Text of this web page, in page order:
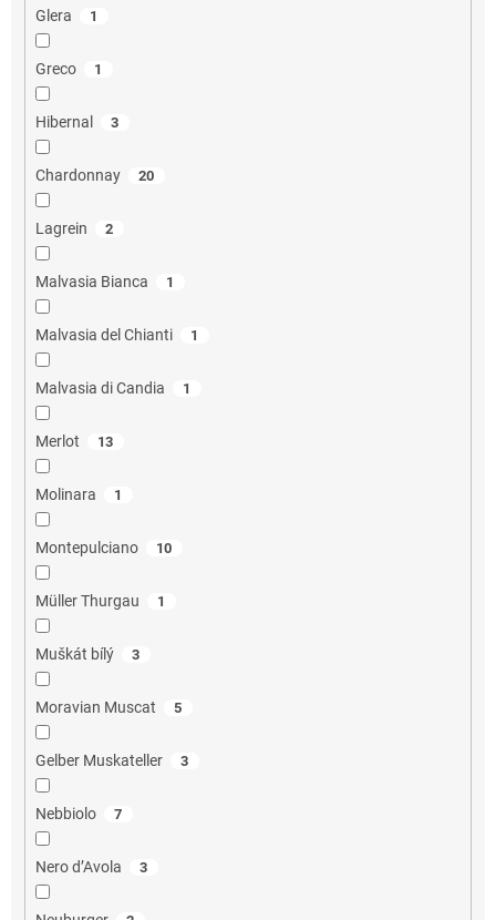
Glera 1
Greco 1
Hibernal 3
Chardonnay 20
Lagrein 2
Malvasia Bianca 1
Malvasia del Chianti 1
Malvasia di Candia 1
Merlot 13
Molinara 1
Montepulciano 10
Müller Thurgau 1
Muškát bílý 3
Moravian Muscat 5
Gelber Muskateller 3
Nebbiolo 7
Nero d’Avola 3